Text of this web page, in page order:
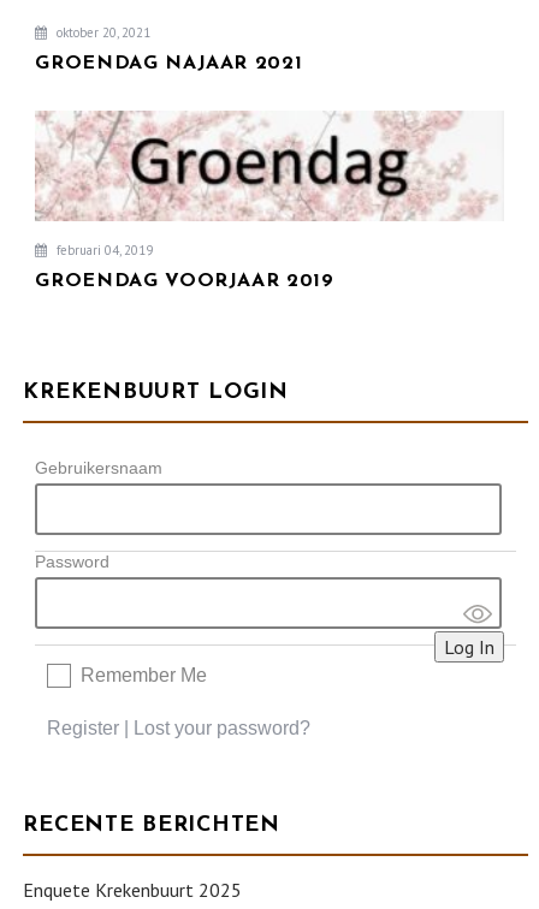
oktober 20, 2021
GROENDAG NAJAAR 2021
februari 04, 2019
GROENDAG VOORJAAR 2019
KREKENBUURT LOGIN
Gebruikersnaam
Password
Remember Me
Register Lost your password?
RECENTE BERICHTEN
Enquete Krekenbuurt 2025